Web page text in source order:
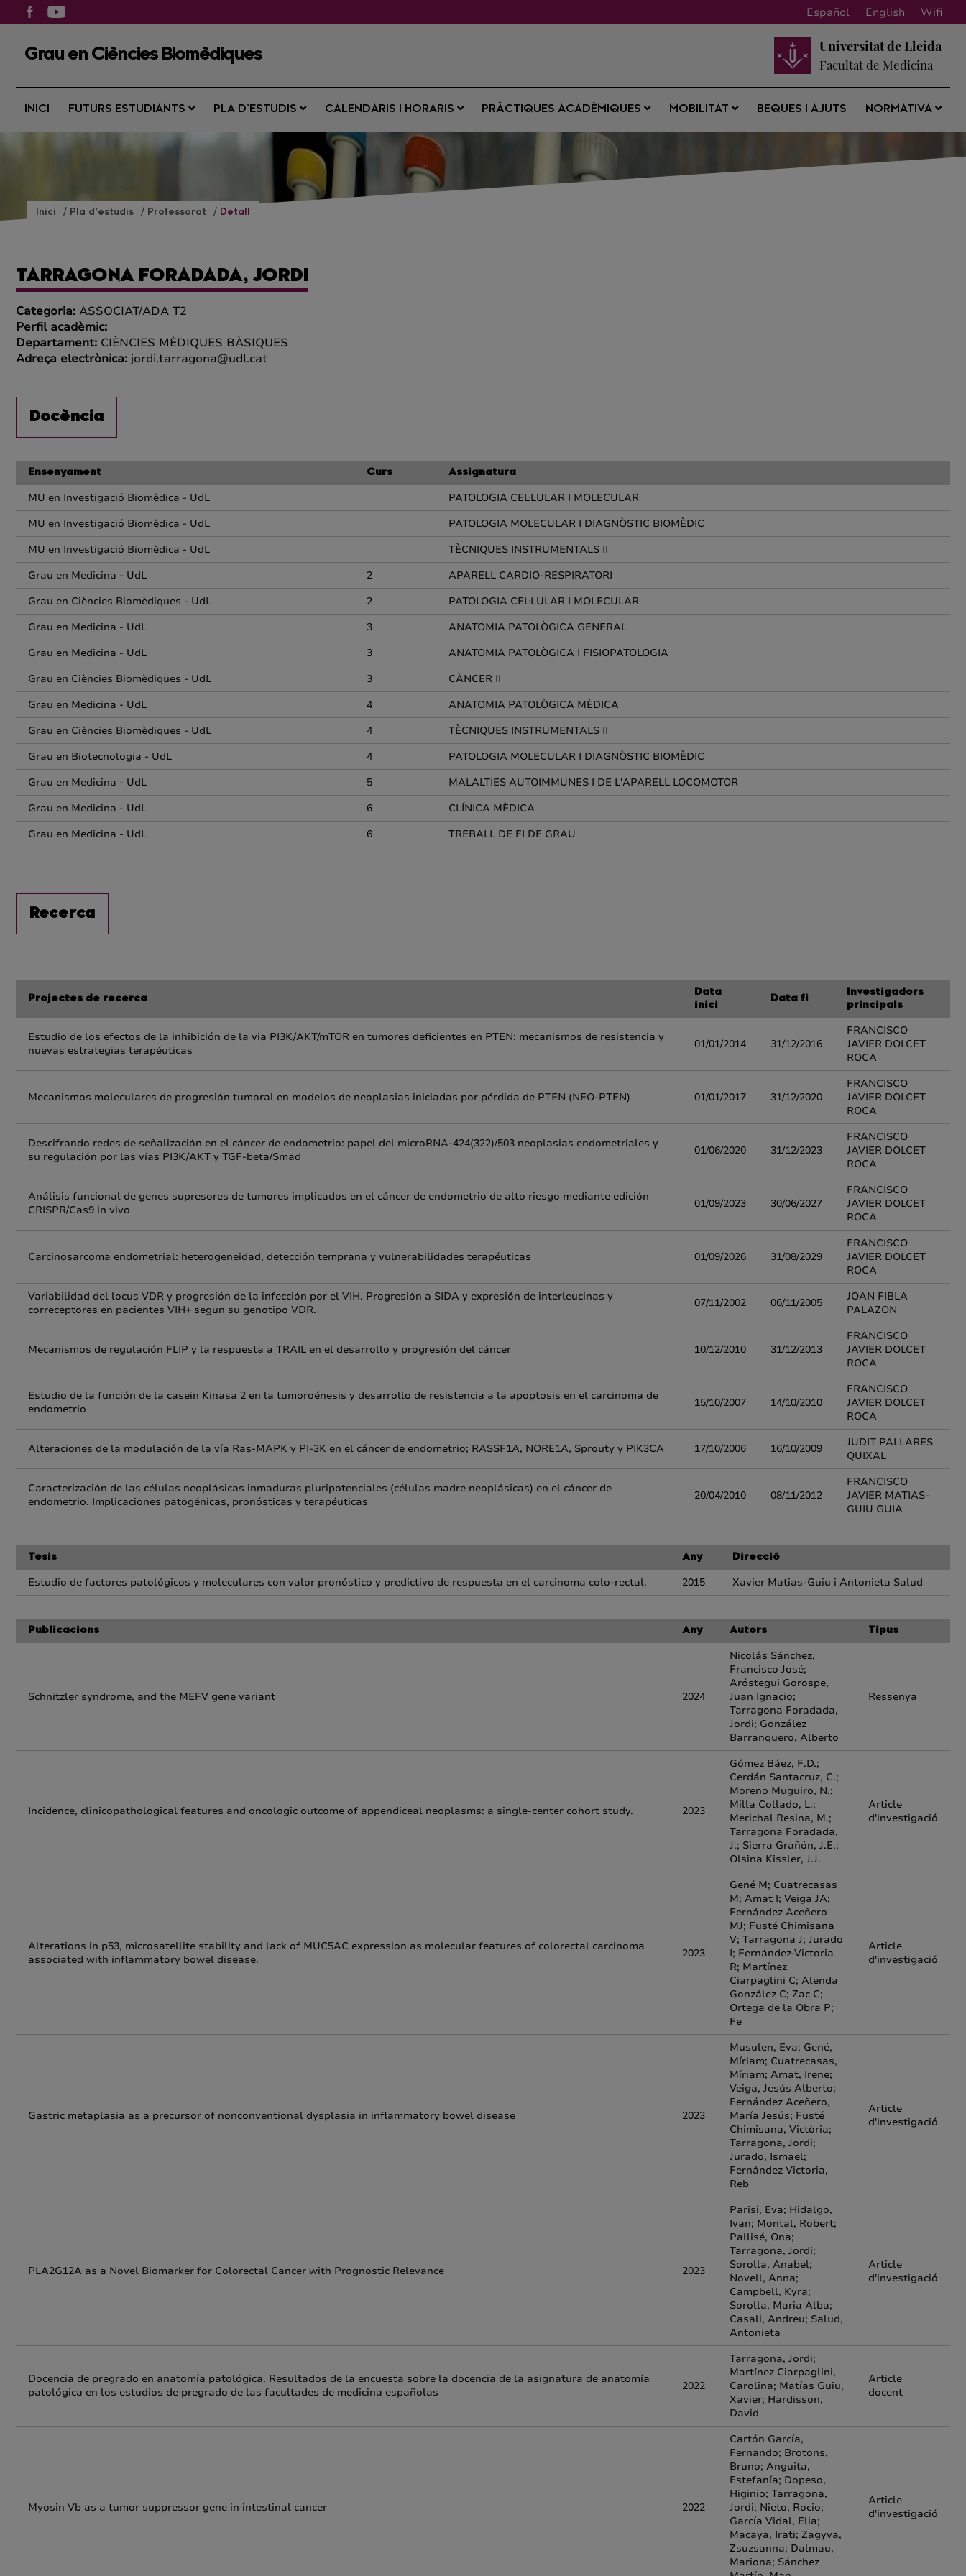
Español English Wifi
Grau en Ciències Biomèdiques
Universitat de Lleida
Facultat de Medicina
INICI FUTURS ESTUDIANTS PLA D’ESTUDIS CALENDARIS I HORARIS PRÀCTIQUES ACADÈMIQUES MOBILITAT BEQUES I AJUTS NORMATIVA
Inici Pla d’estudis Professorat Detall
TARRAGONA FORADADA, JORDI
Categoria: ASSOCIAT/ADA T2
Perfil acadèmic:
Departament: CIÈNCIES MÈDIQUES BÀSIQUES
Adreça electrònica: jordi.tarragona@udl.cat
Docència
Ensenyament Curs Assignatura
MU en Investigació Biomèdica - UdL
PATOLOGIA CEL·LULAR I MOLECULAR
MU en Investigació Biomèdica - UdL
PATOLOGIA MOLECULAR I DIAGNÒSTIC BIOMÈDIC
MU en Investigació Biomèdica - UdL
TÈCNIQUES INSTRUMENTALS II
Grau en Medicina - UdL
2
APARELL CARDIO-RESPIRATORI
Grau en Ciències Biomèdiques - UdL
2
PATOLOGIA CEL·LULAR I MOLECULAR
Grau en Medicina - UdL
3
ANATOMIA PATOLÒGICA GENERAL
Grau en Medicina - UdL
3
ANATOMIA PATOLÒGICA I FISIOPATOLOGIA
Grau en Ciències Biomèdiques - UdL
3
CÀNCER II
Grau en Medicina - UdL
4
ANATOMIA PATOLÒGICA MÈDICA
Grau en Ciències Biomèdiques - UdL
4
TÈCNIQUES INSTRUMENTALS II
Grau en Biotecnologia - UdL
4
PATOLOGIA MOLECULAR I DIAGNÒSTIC BIOMÈDIC
Grau en Medicina - UdL
5
MALALTIES AUTOIMMUNES I DE L'APARELL LOCOMOTOR
Grau en Medicina - UdL
6
CLÍNICA MÈDICA
Grau en Medicina - UdL
6 TREBALL DE FI DE GRAU
Recerca
Projectes de recerca
Data
inici
Data fi
Investigadors
principals
Estudio de los efectos de la inhibición de la via PI3K/AKT/mTOR en tumores deficientes en PTEN: mecanismos de resistencia y
nuevas estrategias terapéuticas
01/01/2014 31/12/2016
FRANCISCO
JAVIER DOLCET
ROCA
Mecanismos moleculares de progresión tumoral en modelos de neoplasias iniciadas por pérdida de PTEN (NEO-PTEN) 01/01/2017 31/12/2020
FRANCISCO
JAVIER DOLCET
ROCA
Descifrando redes de señalización en el cáncer de endometrio: papel del microRNA-424(322)/503 neoplasias endometriales y
su regulación por las vías PI3K/AKT y TGF-beta/Smad
01/06/2020 31/12/2023
FRANCISCO
JAVIER DOLCET
ROCA
Análisis funcional de genes supresores de tumores implicados en el cáncer de endometrio de alto riesgo mediante edición
CRISPR/Cas9 in vivo
01/09/2023 30/06/2027
FRANCISCO
JAVIER DOLCET
ROCA
Carcinosarcoma endometrial: heterogeneidad, detección temprana y vulnerabilidades terapéuticas 01/09/2026 31/08/2029
FRANCISCO
JAVIER DOLCET
ROCA
Variabilidad del locus VDR y progresión de la infección por el VIH. Progresión a SIDA y expresión de interleucinas y
correceptores en pacientes VIH+ segun su genotipo VDR.
07/11/2002 06/11/2005
JOAN FIBLA
PALAZON
Mecanismos de regulación FLIP y la respuesta a TRAIL en el desarrollo y progresión del cáncer 10/12/2010 31/12/2013
FRANCISCO
JAVIER DOLCET
ROCA
Estudio de la función de la casein Kinasa 2 en la tumoroénesis y desarrollo de resistencia a la apoptosis en el carcinoma de
endometrio
15/10/2007 14/10/2010
FRANCISCO
JAVIER DOLCET
ROCA
Alteraciones de la modulación de la vía Ras-MAPK y PI-3K en el cáncer de endometrio; RASSF1A, NORE1A, Sprouty y PIK3CA 17/10/2006 16/10/2009
JUDIT PALLARES
QUIXAL
Caracterización de las células neoplásicas inmaduras pluripotenciales (células madre neoplásicas) en el cáncer de
endometrio. Implicaciones patogénicas, pronósticas y terapéuticas
20/04/2010 08/11/2012
FRANCISCO
JAVIER MATIAS-
GUIU GUIA
Tesis Any Direcció
Estudio de factores patológicos y moleculares con valor pronóstico y predictivo de respuesta en el carcinoma colo-rectal. 2015 Xavier Matias-Guiu i Antonieta Salud
Publicacions Any Autors Tipus
Schnitzler syndrome, and the MEFV gene variant 2024
Nicolás Sánchez,
Francisco José;
Aróstegui Gorospe,
Juan Ignacio;
Tarragona Foradada,
Jordi; González
Barranquero, Alberto
Ressenya
Incidence, clinicopathological features and oncologic outcome of appendiceal neoplasms: a single-center cohort study. 2023
Gómez Báez, F.D.;
Cerdán Santacruz, C.;
Moreno Muguiro, N.;
Milla Collado, L.;
Merichal Resina, M.;
Tarragona Foradada,
J.; Sierra Grañón, J.E.;
Olsina Kissler, J.J.
Article
d'investigació
Alterations in p53, microsatellite stability and lack of MUC5AC expression as molecular features of colorectal carcinoma
associated with inflammatory bowel disease.
2023
Gené M; Cuatrecasas
M; Amat I; Veiga JA;
Fernández Aceñero
MJ; Fusté Chimisana
V; Tarragona J; Jurado
I; Fernández-Victoria
R; Martínez
Ciarpaglini C; Alenda
González C; Zac C;
Ortega de la Obra P;
Fe
Article
d'investigació
Gastric metaplasia as a precursor of nonconventional dysplasia in inflammatory bowel disease 2023
Musulen, Eva; Gené,
Míriam; Cuatrecasas,
Míriam; Amat, Irene;
Veiga, Jesús Alberto;
Fernández Aceñero,
María Jesús; Fusté
Chimisana, Victòria;
Tarragona, Jordi;
Jurado, Ismael;
Fernández Victoria,
Reb
Article
d'investigació
PLA2G12A as a Novel Biomarker for Colorectal Cancer with Prognostic Relevance 2023
Parisi, Eva; Hidalgo,
Ivan; Montal, Robert;
Pallisé, Ona;
Tarragona, Jordi;
Sorolla, Anabel;
Novell, Anna;
Campbell, Kyra;
Sorolla, Maria Alba;
Casali, Andreu; Salud,
Antonieta
Article
d'investigació
Docencia de pregrado en anatomía patológica. Resultados de la encuesta sobre la docencia de la asignatura de anatomía
patológica en los estudios de pregrado de las facultades de medicina españolas
2022
Tarragona, Jordi;
Martínez Ciarpaglini,
Carolina; Matías Guiu,
Xavier; Hardisson,
David
Article
docent
Myosin Vb as a tumor suppressor gene in intestinal cancer 2022
Cartón García,
Fernando; Brotons,
Bruno; Anguita,
Estefanía; Dopeso,
Higinio; Tarragona,
Jordi; Nieto, Rocio;
García Vidal, Elia;
Macaya, Irati; Zagyva,
Zsuzsanna; Dalmau,
Mariona; Sánchez
Article
d'investigació